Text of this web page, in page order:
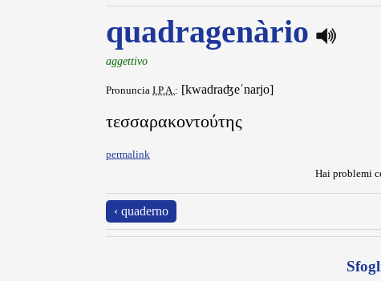
quadragenàrio
aggettivo
Pronuncia I.P.A. : [kwadraʤeˈnarjo]
τεσσαρακοντούτης
permalink
Hai problemi
‹ quaderno